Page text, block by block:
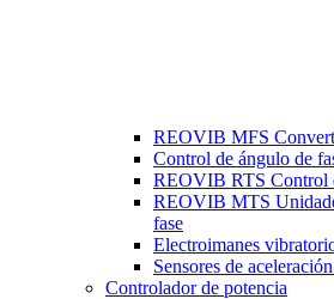
REOVIB MFS
Control de ángulo de
REOVIB RTS Control
REOVIB MTS
fase
Electroimanes
Sensores de
Controlador de potencia